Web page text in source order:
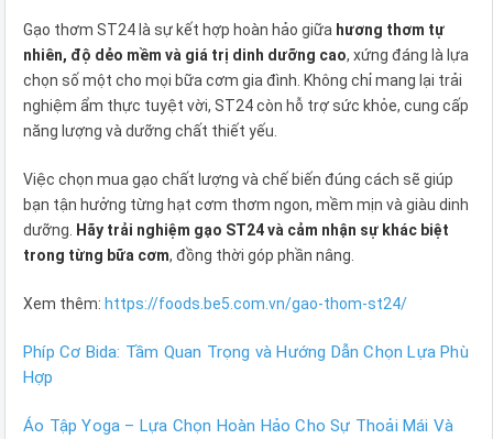
Gạo thơm ST24 là sự kết hợp hoàn hảo giữa hương thơm tự
nhiên, độ dẻo mềm và giá trị dinh dưỡng cao, xứng đáng là lựa
chọn số một cho mọi bữa cơm gia đình. Không chỉ mang lại trải
nghiệm ẩm thực tuyệt vời, ST24 còn hỗ trợ sức khỏe, cung cấp
năng lượng và dưỡng chất thiết yếu.
Việc chọn mua gạo chất lượng và chế biến đúng cách sẽ giúp
bạn tận hưởng từng hạt cơm thơm ngon, mềm mịn và giàu dinh
dưỡng.
Hãy trải nghiệm gạo ST24 và cảm nhận sự khác biệt
trong từng bữa cơm, đồng thời góp phần nâng.
Xem thêm: https://foods.be5.com.vn/gao-thom-st24/
Phíp Cơ Bida: Tầm Quan Trọng và Hướng Dẫn Chọn Lựa Phù
Hợp
Áo Tập Yoga – Lựa Chọn Hoàn Hảo Cho Sự Thoải Mái Và